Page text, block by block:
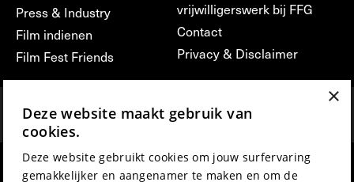
Press & Industry
Film indienen
Film Fest Friends
vrijwilligerswerk bij FFG
Contact
Privacy & Disclaimer
hosted by made by
×
Deze website maakt gebruik van
cookies.
Deze website gebruikt cookies om jouw surfervaring
gemakkelijker en aangenamer te maken en om de